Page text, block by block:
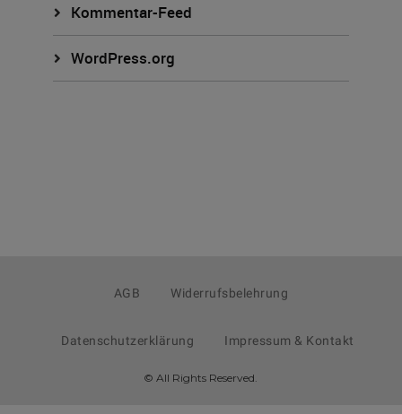
Kommentar-Feed
WordPress.org
AGB Widerrufsbelehrung
Datenschutzerklärung Impressum & Kontakt
© All Rights Reserved.